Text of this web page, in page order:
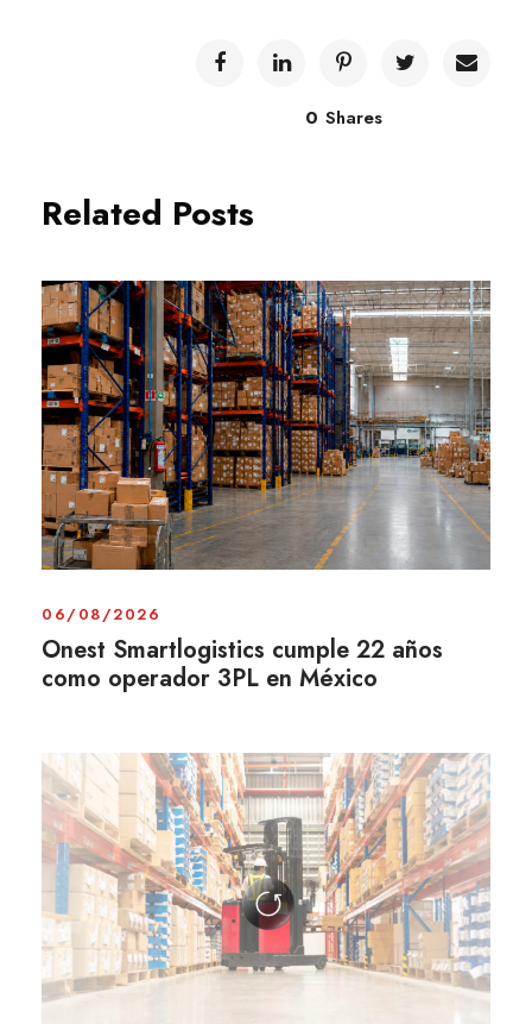
0 Shares
Related Posts
06/08/2026
Onest Smartlogistics cumple 22 años
como operador 3PL en México